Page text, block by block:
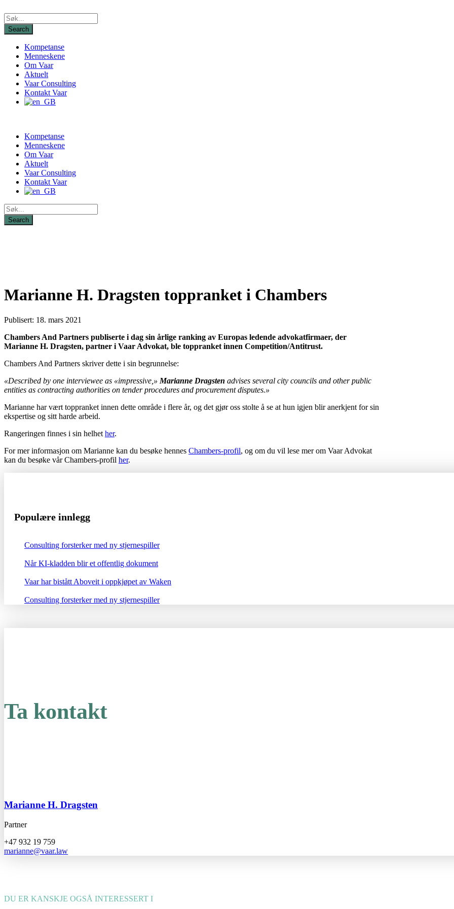
Kompetanse
Menneskene
Om Vaar
Aktuelt
Vaar Consulting
Kontakt Vaar
Kompetanse
Menneskene
Om Vaar
Aktuelt
Vaar Consulting
Kontakt Vaar
Marianne H. Dragsten toppranket i Chambers
Publisert: 18. mars 2021
Chambers And Partners publiserte i dag sin årlige ranking av Europas ledende advokatfirmaer, der
Marianne H. Dragsten, partner i Vaar Advokat, ble toppranket innen Competition/Antitrust.
Chambers And Partners skriver dette i sin begrunnelse:
«Described by one interviewee as «impressive,» Marianne Dragsten advises several city councils and other public
entities as contracting authorities on tender procedures and procurement disputes.»
Marianne har vært toppranket innen dette område i flere år, og det gjør oss stolte å se at hun igjen blir anerkjent for sin
ekspertise og sitt harde arbeid.
Rangeringen finnes i sin helhet her.
For mer informasjon om Marianne kan du besøke hennes Chambers-profil, og om du vil lese mer om Vaar Advokat
kan du besøke vår Chambers-profil her.
Populære innlegg
Consulting forsterker med ny stjernespiller
Når KI-kladden blir et offentlig dokument
Vaar har bistått Aboveit i oppkjøpet av Waken
Consulting forsterker med ny stjernespiller
Ta kontakt
Marianne H. Dragsten
Partner
+47 932 19 759
marianne@vaar.law
DU ER KANSKJE OGSÅ INTERESSERT I